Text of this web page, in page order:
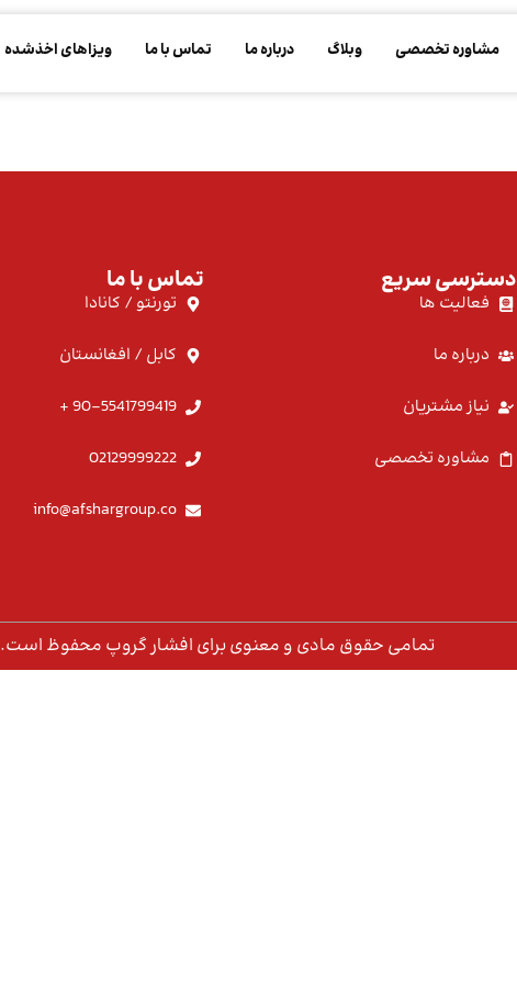
مشاوره تخصصی وبلاگ درباره ما تماس با ما ویزاهای اخذشده
دسترسی سریع
فعالیت ها
درباره ما
نیاز مشتریان
مشاوره تخصصی
تماس با ما
تورنتو / کانادا
کابل / افغانستان
90-5541799419 +
02129999222
info@afshargroup.co
تمامی حقوق مادی و معنوی برای افشار گروپ محفوظ است.